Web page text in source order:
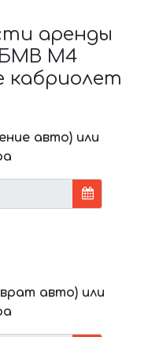
аренды
M4
кабриолет
авто) или
авто) или